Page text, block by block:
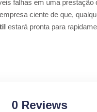
falhas em uma prestação
ciente de que,
estará pronta para
0 Reviews